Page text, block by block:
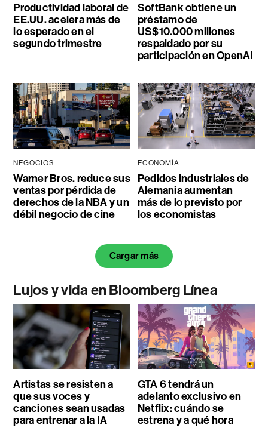
Productividad laboral de
EE.UU. acelera más de
lo esperado en el
segundo trimestre
SoftBank obtiene un
préstamo de
US$10.000 millones
respaldado por su
participación en OpenAI
NEGOCIOS
Warner Bros. reduce sus
ventas por pérdida de
derechos de la NBA y un
débil negocio de cine
ECONOMÍA
Pedidos industriales de
Alemania aumentan
más de lo previsto por
los economistas
Cargar más
Lujos y vida en Bloomberg Línea
Artistas se resisten a
que sus voces y
canciones sean usadas
para entrenar a la IA
GTA 6 tendrá un
adelanto exclusivo en
Netflix: cuándo se
estrena y a qué hora